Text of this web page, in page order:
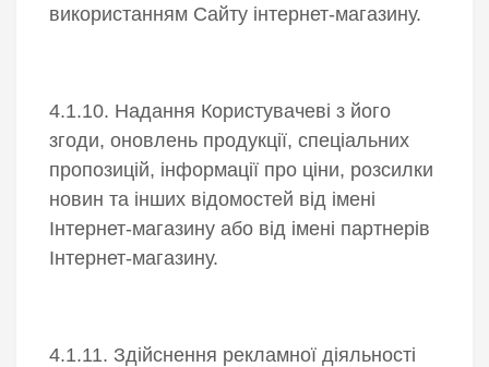
використанням Сайту інтернет-магазину.
4.1.10. Надання Користувачеві з його
згоди, оновлень продукції, спеціальних
пропозицій, інформації про ціни, розсилки
новин та інших відомостей від імені
Інтернет-магазину або від імені партнерів
Інтернет-магазину.
4.1.11. Здійснення рекламної діяльності